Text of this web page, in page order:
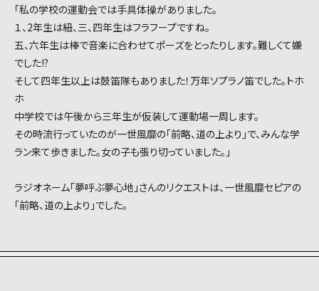
「私の学校の運動会では手具体操がありました。
１、2年生は紐、三、四年生はフラフープですね。
五、六年生は棒で音楽に合わせてポーズをとったりします。難しくて嫌
でした!?
そして四年生以上は鼓笛隊もありました！万年ソプラノ笛でした。トホ
ホ
中学校では午後から三年生が仮装して運動場一周します。
その時流行っていたのが一世風靡の「前略、道の上より」で、みんな学
ラン来て歩きました。女の子も張り切っていました。」
ラジオネーム「夢呼ぶ夢心地」さんのリクエストは、一世風靡セピアの
「前略、道の上より」でした。